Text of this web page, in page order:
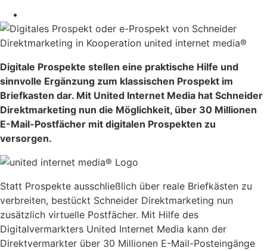
Digitale Prospekte stellen eine praktische Hilfe und
sinnvolle Ergänzung zum klassischen Prospekt im
Briefkasten dar. Mit United Internet Media hat Schneider
Direktmarketing nun die Möglichkeit, über 30 Millionen
E-Mail-Postfächer mit digitalen Prospekten zu
versorgen.
Statt Prospekte ausschließlich über reale Briefkästen zu
verbreiten, bestückt Schneider Direktmarketing nun
zusätzlich virtuelle Postfächer. Mit Hilfe des
Digitalvermarkters United Internet Media kann der
Direktvermarkter über 30 Millionen E-Mail-Posteingänge